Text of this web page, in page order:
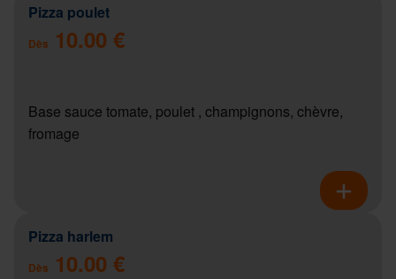
Pizza poulet
Dès 10.00 €
Base sauce tomate, poulet , champignons, chèvre,
fromage
Pizza harlem
Dès 10.00 €